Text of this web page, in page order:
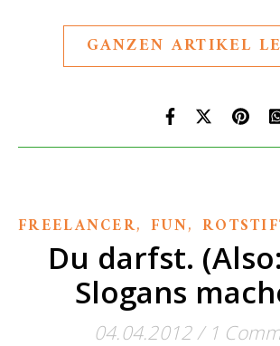
GANZEN ARTIKEL
FREELANCER, FUN,
Du darfst.
Slogans
04.04.2012/ 1